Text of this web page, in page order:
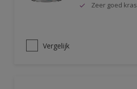
Zeer goed
Vergelijk